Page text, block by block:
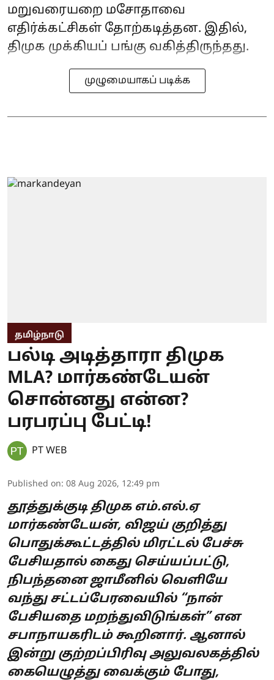
மறுவரையறை மசோதாவை
எதிர்க்கட்சிகள் தோற்கடித்தன. இதில்,
திமுக முக்கியப் பங்கு வகித்திருந்தது.
முழுமையாகப் படிக்க
தமிழ்நாடு
பல்டி அடித்தாரா திமுக
MLA? மார்கண்டேயன்
சொன்னது என்ன?
பரபரப்பு பேட்டி!
PT WEB
Published on: 08 Aug 2026, 12:49 pm
தூத்துக்குடி திமுக எம்.எல்.ஏ
மார்கண்டேயன், விஜய் குறித்து
பொதுக்கூட்டத்தில் மிரட்டல் பேச்சு
பேசியதால் கைது செய்யப்பட்டு,
நிபந்தனை ஜாமீனில் வெளியே
வந்து சட்டப்பேரவையில் “நான்
பேசியதை மறந்துவிடுங்கள்” என
சபாநாயகரிடம் கூறினார். ஆனால்
இன்று குற்றப்பிரிவு அலுவலகத்தில்
கையெழுத்து வைக்கும் போது,